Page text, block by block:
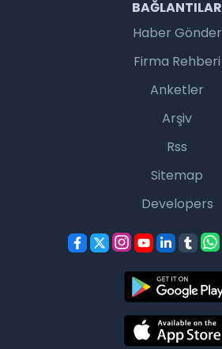
BAĞLANTILAR
Haber Gönder
Firma Rehberi
Anketler
Arşiv
Rss
Sitemap
Developers